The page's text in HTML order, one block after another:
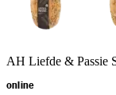
AH Liefde & Passie
online